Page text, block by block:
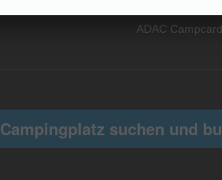
ADAC Campcard
Campingplatz suchen und